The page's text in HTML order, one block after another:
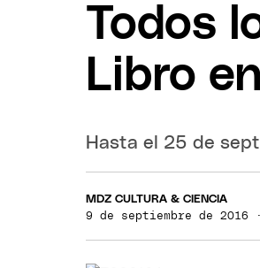
Todos
Libro
Hasta el 25 de
MDZ CULTURA & CIENCIA
9 de septiembre de 2016